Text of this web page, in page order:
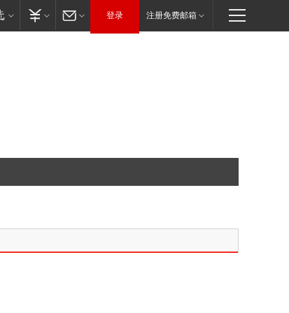
登录 注册免费邮箱